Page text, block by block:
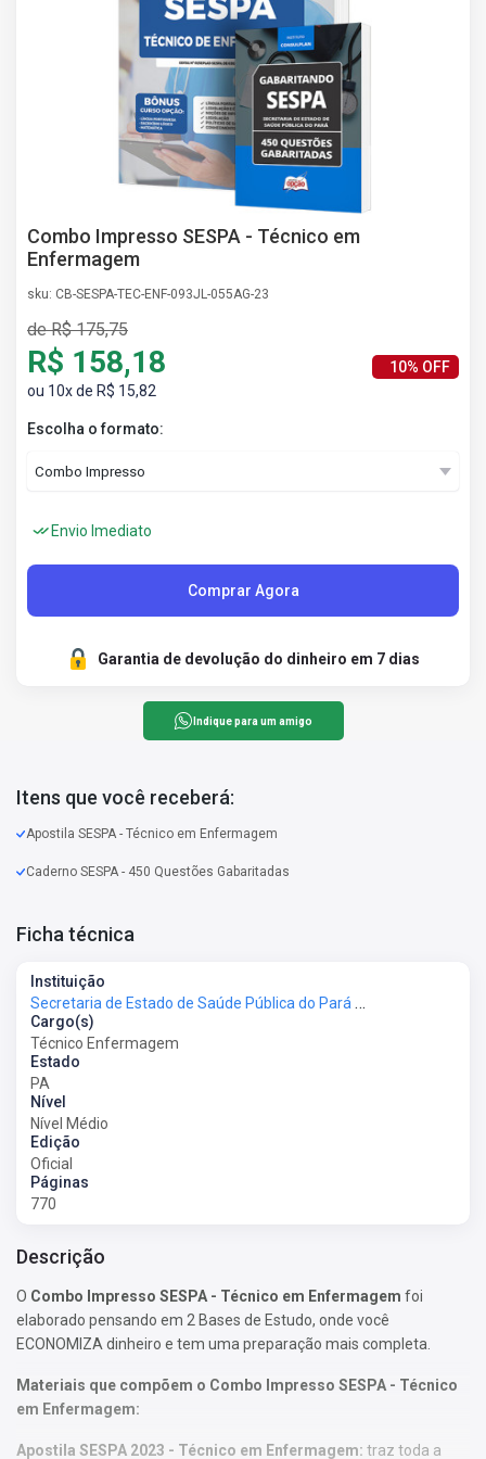
Combo Impresso SESPA - Técnico em
Enfermagem
sku: CB-SESPA-TEC-ENF-093JL-055AG-23
de R$ 175,75
R$ 158,18
ou 10x de R$ 15,82
10% OFF
Escolha o formato:
Envio Imediato
Comprar Agora
Garantia de devolução do dinheiro em 7 dias
Indique para um amigo
Itens que você receberá:
Apostila SESPA - Técnico em Enfermagem
Caderno SESPA - 450 Questões Gabaritadas
Ficha técnica
Instituição
Secretaria de Estado de Saúde Pública do Pará - SESPA
Cargo(s)
Técnico Enfermagem
Estado
PA
Nível
Nível Médio
Edição
Oficial
Páginas
770
Descrição
O Combo Impresso SESPA - Técnico em Enfermagem foi
elaborado pensando em 2 Bases de Estudo, onde você
ECONOMIZA dinheiro e tem uma preparação mais completa.
Materiais que compõem o Combo Impresso SESPA - Técnico
em Enfermagem:
Apostila SESPA 2023 - Técnico em Enfermagem: traz toda a